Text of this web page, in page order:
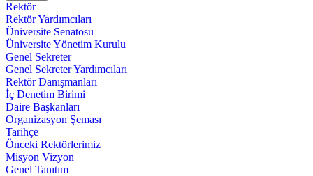
Rektör
Rektör Yardımcıları
Üniversite Senatosu
Üniversite Yönetim Kurulu
Genel Sekreter
Genel Sekreter Yardımcıları
Rektör Danışmanları
İç Denetim Birimi
Daire Başkanları
Organizasyon Şeması
Tarihçe
Önceki Rektörlerimiz
Misyon Vizyon
Genel Tanıtım